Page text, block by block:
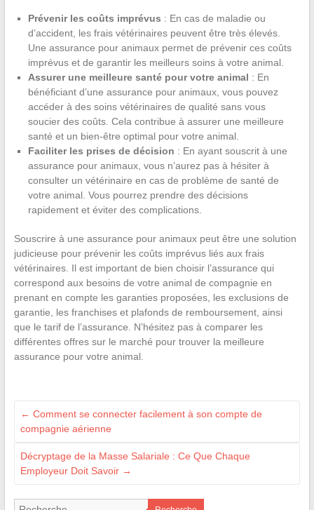
Prévenir les coûts imprévus : En cas de maladie ou
d’accident, les frais vétérinaires peuvent être très élevés.
Une assurance pour animaux permet de prévenir ces coûts
imprévus et de garantir les meilleurs soins à votre animal.
Assurer une meilleure santé pour votre animal : En
bénéficiant d’une assurance pour animaux, vous pouvez
accéder à des soins vétérinaires de qualité sans vous
soucier des coûts. Cela contribue à assurer une meilleure
santé et un bien-être optimal pour votre animal.
Faciliter les prises de décision : En ayant souscrit à une
assurance pour animaux, vous n’aurez pas à hésiter à
consulter un vétérinaire en cas de problème de santé de
votre animal. Vous pourrez prendre des décisions
rapidement et éviter des complications.
Souscrire à une assurance pour animaux peut être une solution
judicieuse pour prévenir les coûts imprévus liés aux frais
vétérinaires. Il est important de bien choisir l’assurance qui
correspond aux besoins de votre animal de compagnie en
prenant en compte les garanties proposées, les exclusions de
garantie, les franchises et plafonds de remboursement, ainsi
que le tarif de l’assurance. N’hésitez pas à comparer les
différentes offres sur le marché pour trouver la meilleure
assurance pour votre animal.
← Comment se connecter facilement à son compte de
compagnie aérienne
Décryptage de la Masse Salariale : Ce Que Chaque
Employeur Doit Savoir →